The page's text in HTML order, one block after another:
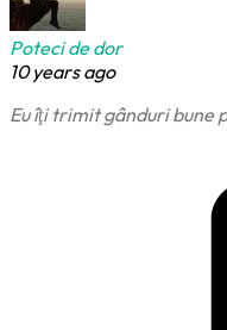
Poteci de dor
10 years ago
Eu îţi trimit gânduri bune